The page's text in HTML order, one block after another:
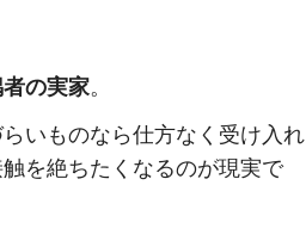
の実家。
いものなら仕方なく受け入れ
を絶ちたくなるのが現実で